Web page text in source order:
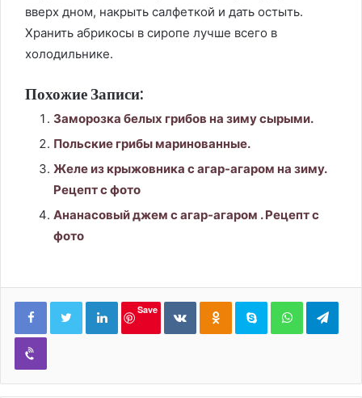
вверх дном, накрыть салфеткой и дать остыть.
Хранить абрикосы в сиропе лучше всего в
холодильнике.
Похожие Записи:
Заморозка белых грибов на зиму сырыми.
Польские грибы маринованные.
Желе из крыжовника с агар-агаром на зиму.
Рецепт с фото
Ананасовый джем с агар-агаром . Рецепт с
фото
LinkedIn
Save
ВконтактеОдноклассники
Skype WhatsApp
Viber